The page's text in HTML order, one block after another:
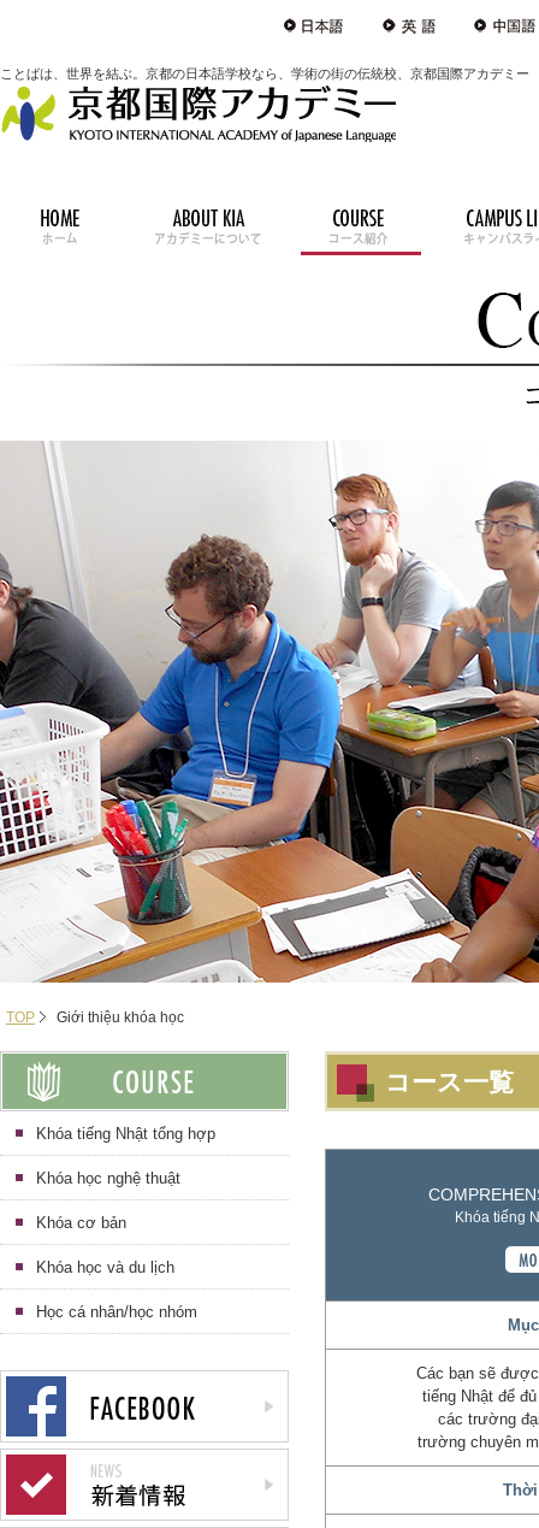
ことばは、世界を結ぶ。京都の日本語学校なら、学術の街の伝統校、京都国際アカデミー
TOP Giới thiệu khóa học
コース一覧
Khóa tiếng
Các bạn sẽ
tiếng Nhật để
các trường
trường chuyên
Khóa tiếng Nhật tổng hợp
Khóa học nghệ thuật
Khóa cơ bản
Khóa học và du lịch
Học cá nhân/học nhóm